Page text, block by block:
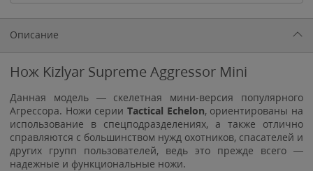
1 615₽
1 900₽1 900₽
Описание
Нож Kizlyar Supreme Aggressor Mini
Данная модель — скелетная мини-версия популярного
Агрессора. Ножи серии Tactical Echelon, ориентированы на
использование в спецподразделениях, а также отлично
справляются с большинством нужд охотников, спасателей и
других групп пользователей, ведь это прежде всего —
надежные и функциональные ножи.